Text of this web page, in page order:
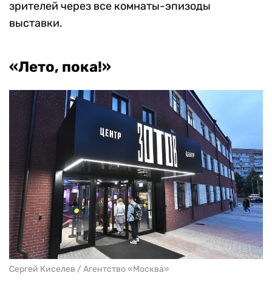
зрителей через все комнаты-эпизоды
выставки.
«Лето, пока!»
Сергей Киселев / Агентство «Москва»